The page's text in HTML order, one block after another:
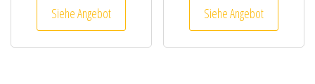
Siehe Angebot Siehe Angebot